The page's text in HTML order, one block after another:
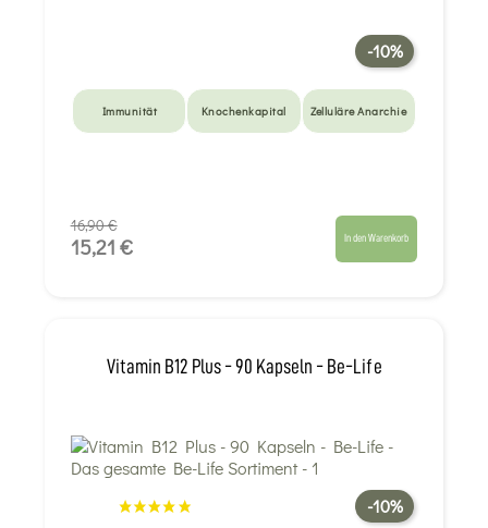
-10%
Immunität Knochenkapital Zelluläre Anarchie
16,90 €
15,21 € In den Warenkorb
Vitamin B12 Plus - 90 Kapseln - Be-Life
-10%